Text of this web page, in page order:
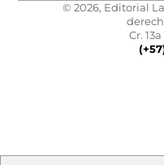
© 2026, Editorial
Cr.